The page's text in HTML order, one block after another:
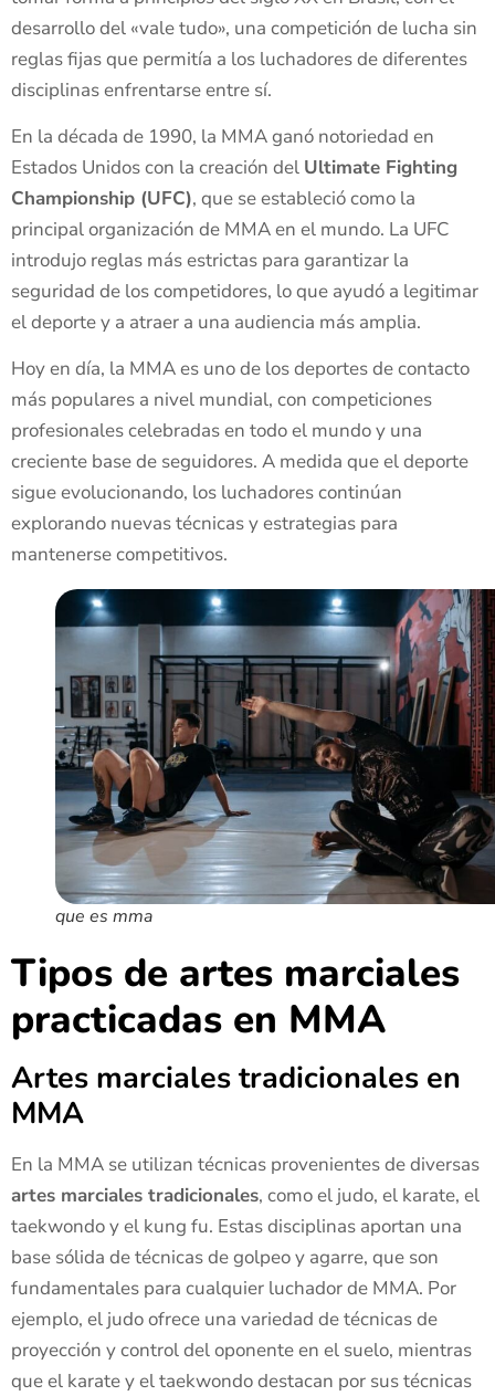
desarrollo del «vale tudo», una competición de lucha sin
reglas fijas que permitía a los luchadores de diferentes
disciplinas enfrentarse entre sí.
En la década de 1990, la MMA ganó notoriedad en
Estados Unidos con la creación del Ultimate Fighting
Championship (UFC), que se estableció como la
principal organización de MMA en el mundo. La UFC
introdujo reglas más estrictas para garantizar la
seguridad de los competidores, lo que ayudó a legitimar
el deporte y a atraer a una audiencia más amplia.
Hoy en día, la MMA es uno de los deportes de contacto
más populares a nivel mundial, con competiciones
profesionales celebradas en todo el mundo y una
creciente base de seguidores. A medida que el deporte
sigue evolucionando, los luchadores continúan
explorando nuevas técnicas y estrategias para
mantenerse competitivos.
que es mma
Tipos de artes marciales
practicadas en MMA
Artes marciales tradicionales en
MMA
En la MMA se utilizan técnicas provenientes de diversas
artes marciales tradicionales, como el judo, el karate, el
taekwondo y el kung fu. Estas disciplinas aportan una
base sólida de técnicas de golpeo y agarre, que son
fundamentales para cualquier luchador de MMA. Por
ejemplo, el judo ofrece una variedad de técnicas de
proyección y control del oponente en el suelo, mientras
que el karate y el taekwondo destacan por sus técnicas